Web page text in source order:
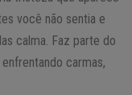
você não sentia e
calma. Faz parte do
carmas,